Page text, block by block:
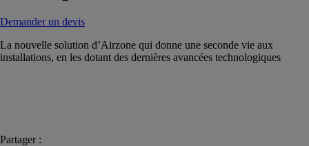
Demander un devis
La nouvelle solution d’Airzone qui donne une seconde vie aux
installations, en les dotant des dernières avancées technologiques
Partager :